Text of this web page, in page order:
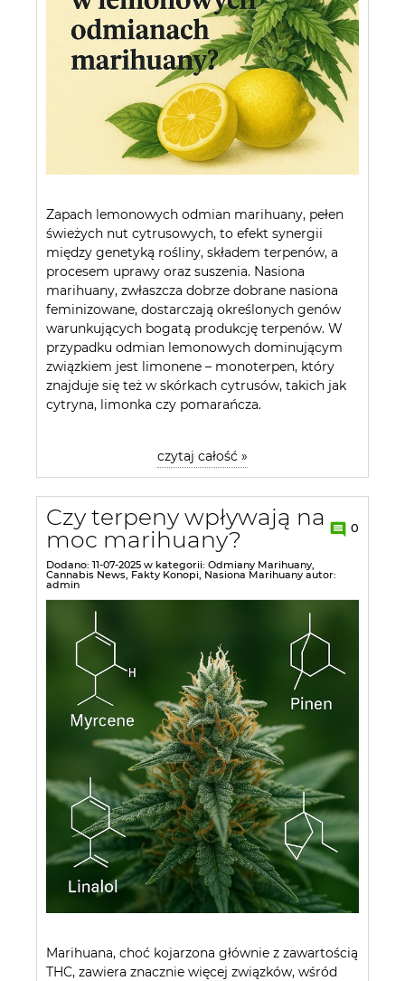
Zapach lemonowych odmian marihuany, pełen
świeżych nut cytrusowych, to efekt synergii
między genetyką rośliny, składem terpenów, a
procesem uprawy oraz suszenia. Nasiona
marihuany, zwłaszcza dobrze dobrane nasiona
feminizowane, dostarczają określonych genów
warunkujących bogatą produkcję terpenów. W
przypadku odmian lemonowych dominującym
związkiem jest limonene – monoterpen, który
znajduje się też w skórkach cytrusów, takich jak
cytryna, limonka czy pomarańcza.
czytaj całość »
Czy terpeny wpływają na
moc marihuany?
0
Dodano: 11-07-2025 w kategorii: Odmiany Marihuany,
Cannabis News, Fakty Konopi, Nasiona Marihuany autor:
admin
Marihuana, choć kojarzona głównie z zawartością
THC, zawiera znacznie więcej związków, wśród